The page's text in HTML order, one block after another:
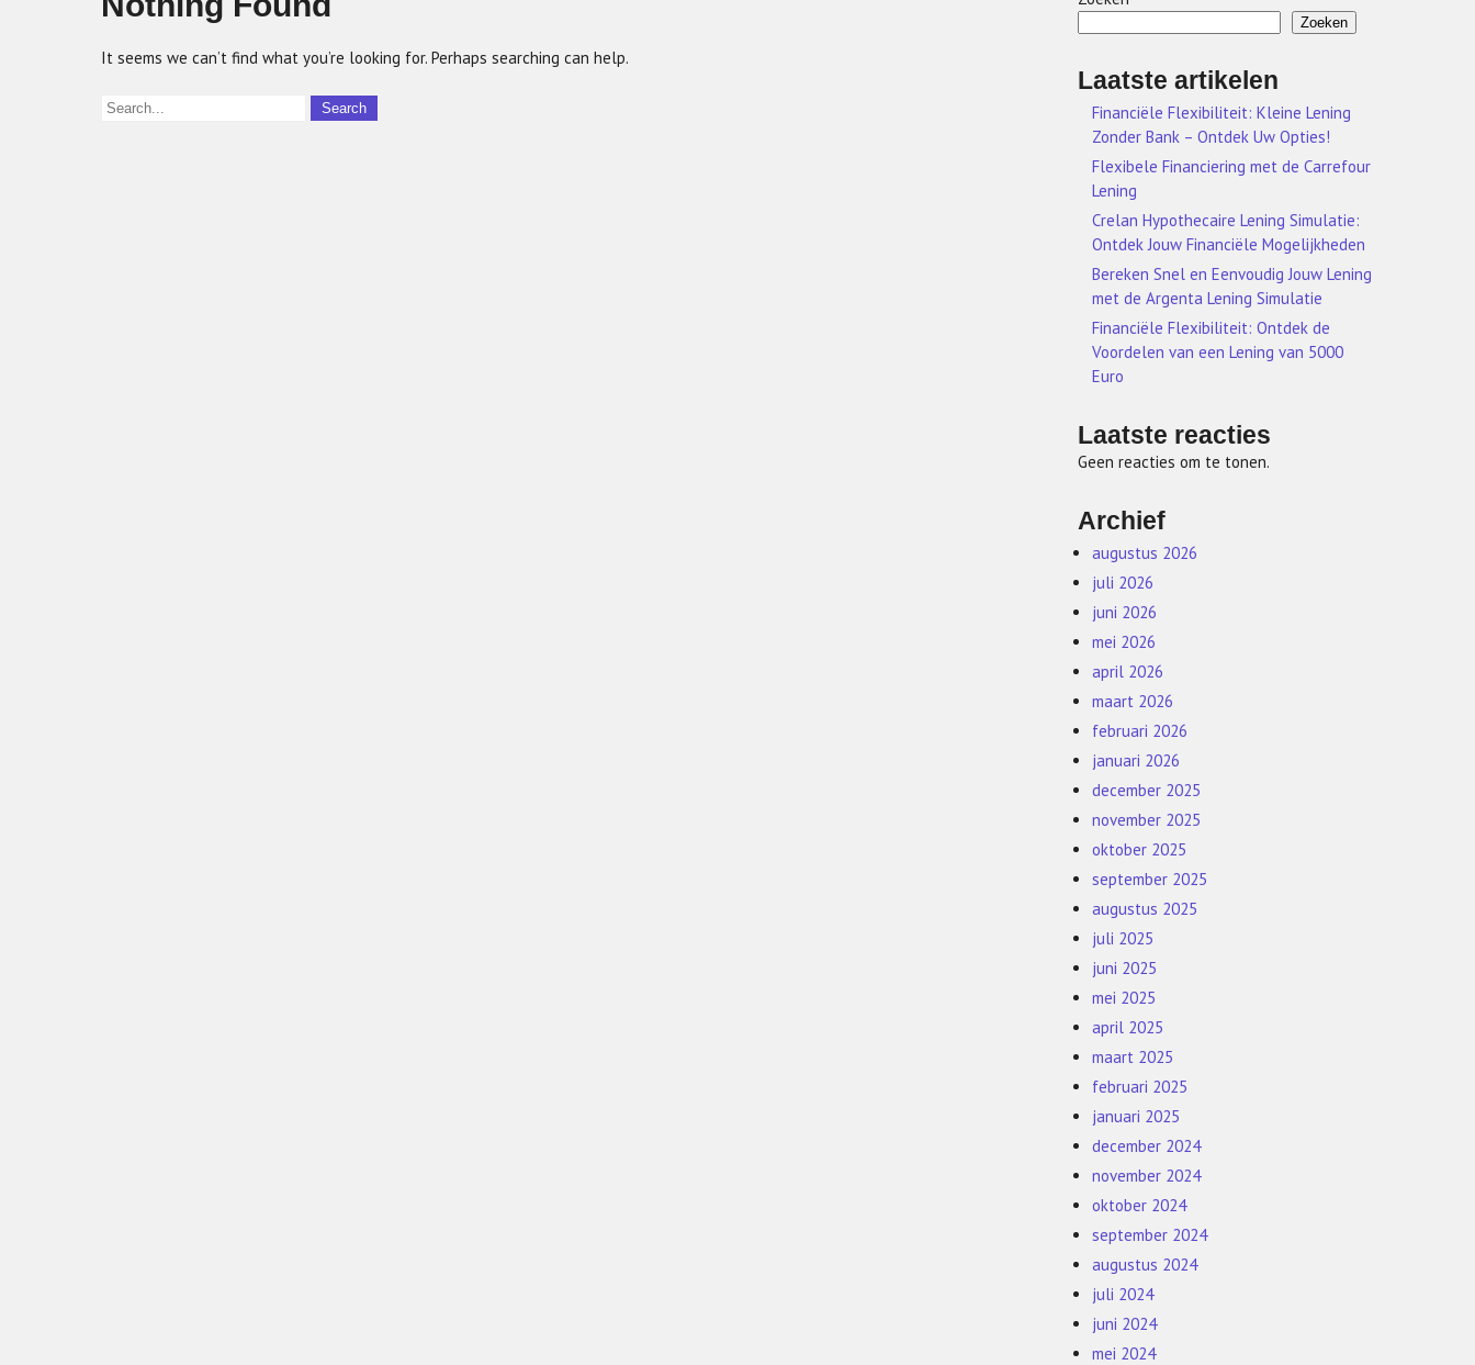
It seems we can’t find what you’re looking for. Perhaps searching can help.
Zoeken
Laatste artikelen
Financiële Flexibiliteit: Kleine Lening
Zonder Bank – Ontdek Uw Opties!
Flexibele Financiering met de Carrefour
Lening
Crelan Hypothecaire Lening Simulatie:
Ontdek Jouw Financiële Mogelijkheden
Bereken Snel en Eenvoudig Jouw Lening
met de Argenta Lening Simulatie
Financiële Flexibiliteit: Ontdek de
Voordelen van een Lening van 5000
Euro
Laatste reacties
Geen reacties om te tonen.
Archief
augustus 2026
juli 2026
juni 2026
mei 2026
april 2026
maart 2026
februari 2026
januari 2026
december 2025
november 2025
oktober 2025
september 2025
augustus 2025
juli 2025
juni 2025
mei 2025
april 2025
maart 2025
februari 2025
januari 2025
december 2024
november 2024
oktober 2024
september 2024
augustus 2024
juli 2024
juni 2024
mei 2024